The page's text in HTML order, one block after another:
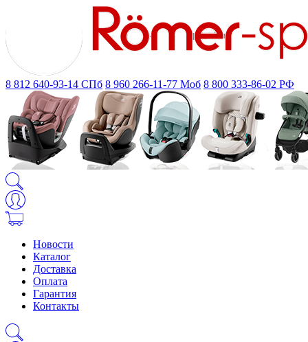
8 812 640-93-14 СПб 8 960 266-11-77 Моб 8 800 333-86-02 РФ
Новости
Каталог
Доставка
Оплата
Гарантия
Контакты